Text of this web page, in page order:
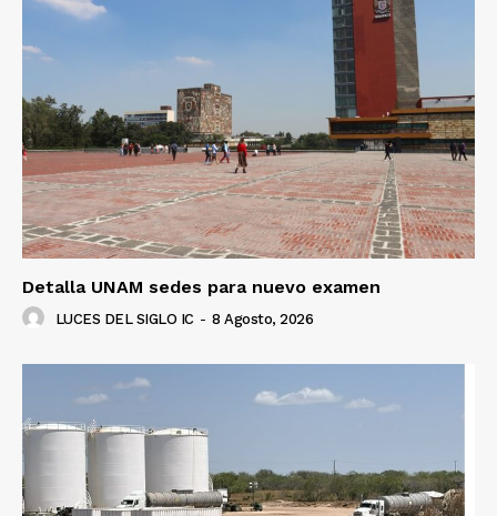
Detalla UNAM sedes para nuevo examen
LUCES DEL SIGLO IC - 8 Agosto, 2026